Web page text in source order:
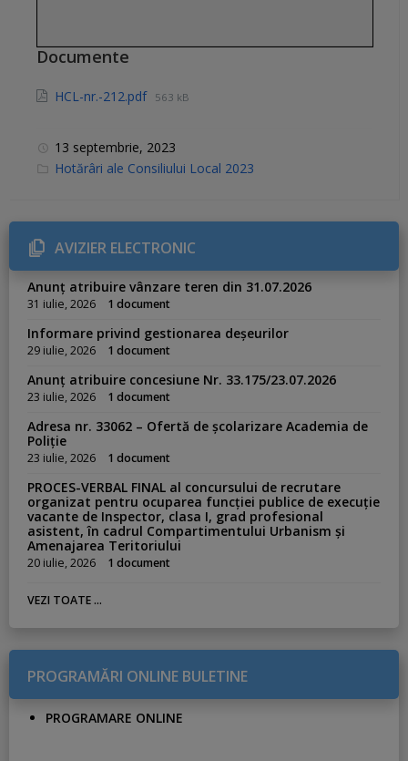
Documente
HCL-nr.-212.pdf 563 kB
13 septembrie, 2023
C
r
i
e
s
Hotărâri ale Consiliului Local 2023
AVIZIER ELECTRONIC
Anunț atribuire vânzare teren din 31.07.2026
31 iulie, 2026 1 document
Informare privind gestionarea deșeurilor
29 iulie, 2026 1 document
Anunț atribuire concesiune Nr. 33.175/23.07.2026
23 iulie, 2026 1 document
Adresa nr. 33062 – Ofertă de școlarizare Academia de
Poliție
23 iulie, 2026 1 document
PROCES-VERBAL FINAL al concursului de recrutare
organizat pentru ocuparea funcției publice de execuție
vacante de Inspector, clasa I, grad profesional
asistent, în cadrul Compartimentului Urbanism și
Amenajarea Teritoriului
20 iulie, 2026 1 document
VEZI TOATE ...
PROGRAMĂRI ONLINE BULETINE
PROGRAMARE ONLINE